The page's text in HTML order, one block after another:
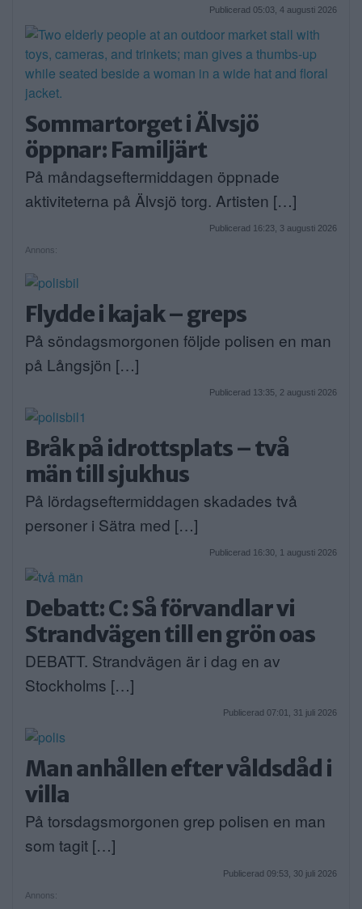
Publicerad 05:03, 4 augusti 2026
Sommartorget i Älvsjö
öppnar: Familjärt
På måndagseftermiddagen öppnade
aktiviteterna på Älvsjö torg. Artisten […]
Publicerad 16:23, 3 augusti 2026
Annons:
Flydde i kajak – greps
På söndagsmorgonen följde polisen en man
på Långsjön […]
Publicerad 13:35, 2 augusti 2026
Bråk på idrottsplats – två
män till sjukhus
På lördagseftermiddagen skadades två
personer i Sätra med […]
Publicerad 16:30, 1 augusti 2026
Debatt: C: Så förvandlar vi
Strandvägen till en grön oas
DEBATT. Strandvägen är i dag en av
Stockholms […]
Publicerad 07:01, 31 juli 2026
Man anhållen efter våldsdåd i
villa
På torsdagsmorgonen grep polisen en man
som tagit […]
Publicerad 09:53, 30 juli 2026
Annons: